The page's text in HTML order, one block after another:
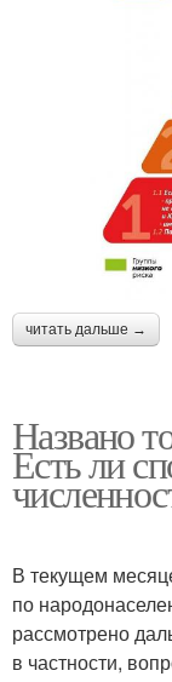
читать дальше →
Названо
Есть ли
В текущем
по
рассмотрено
в частности,